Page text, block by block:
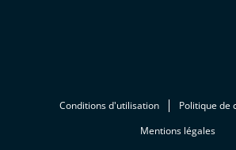
Conditions d'utilisation
Politique de
Mentions légales